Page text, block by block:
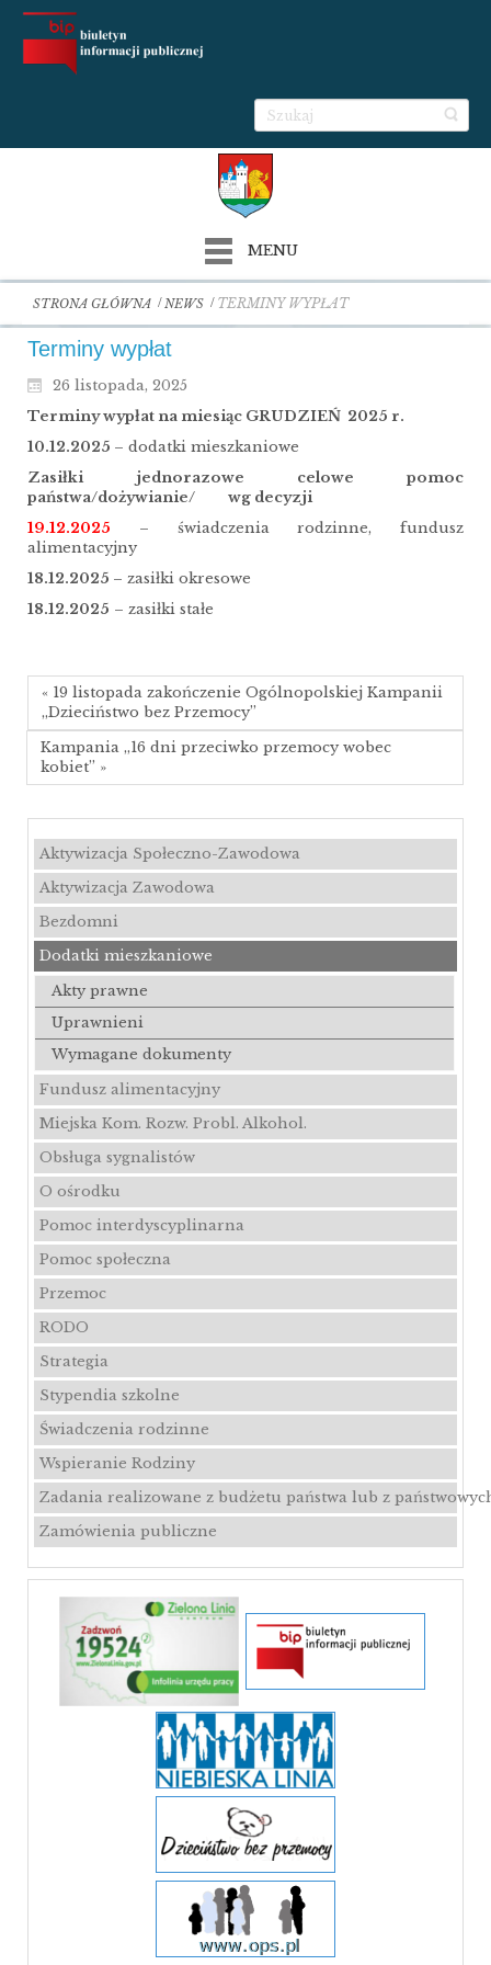
MENU
STRONA GŁÓWNA NEWS TERMINY WYPŁAT
Terminy wypłat
26 listopada, 2025
Terminy wypłat na miesiąc GRUDZIEŃ 2025 r.
10.12.2025 – dodatki mieszkaniowe
Zasiłki jednorazowe celowe pomoc
państwa/dożywianie/ wg decyzji
19.12.2025
– świadczenia rodzinne, fundusz
alimentacyjny
18.12.2025 – zasiłki okresowe
18.12.2025 – zasiłki stałe
« 19 listopada zakończenie Ogólnopolskiej Kampanii
„Dzieciństwo bez Przemocy”
Kampania „16 dni przeciwko przemocy wobec
kobiet” »
Aktywizacja Społeczno-Zawodowa
Aktywizacja Zawodowa
Bezdomni
Dodatki mieszkaniowe
Akty prawne
Uprawnieni
Wymagane dokumenty
Fundusz alimentacyjny
Miejska Kom. Rozw. Probl. Alkohol.
Obsługa sygnalistów
O ośrodku
Pomoc interdyscyplinarna
Pomoc społeczna
Przemoc
RODO
Strategia
Stypendia szkolne
Świadczenia rodzinne
Wspieranie Rodziny
Zadania realizowane z budżetu państwa lub z
Zamówienia publiczne